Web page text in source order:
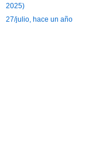
2025)
27/julio, hace un año